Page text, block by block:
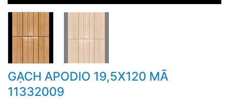
GẠCH APODIO 19,5X120 MÃ
11332009